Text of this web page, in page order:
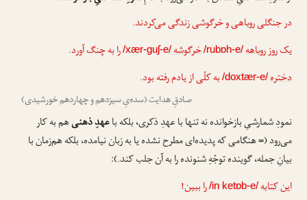
در جنگلی روباهی و خرگوشی زندگی می‌کردند.
یک روزروباهه/rubɒh-e/ خرگوشه/xær-guʃ-e/را به چنگ آورد.
دختره /doxtær-e/به کلّی از یادم رفته بود.
صادقِ هدایت (سده‌یِ سیزدهم و چهاردهم خورشیدی)
نمودِ شمارشیِ بازخوانده نه تنها با عهدِ ذکری، بلکه باعهدِ ذهنیهم به کار
می‌رود (= هنگامی که پدیده‌ای مطرح نشده یا به زبان نیامده، بلکه هم‌زمان با
بیانِ جمله، گوینده توجّهِ شنونده را به آن جلب کند.):
این کتابه/in ketɒb-e/را ببین!